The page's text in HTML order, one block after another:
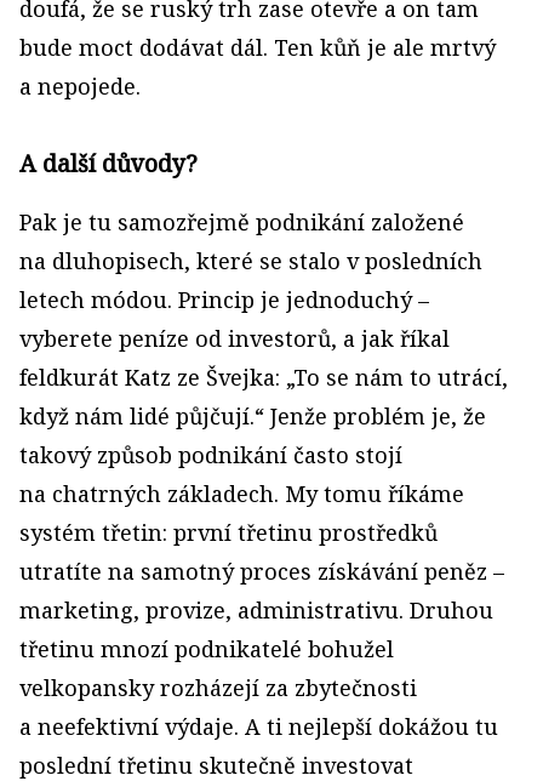
doufá, že se ruský trh zase otevře a on tam
bude moct dodávat dál. Ten kůň je ale mrtvý
a nepojede.
A další důvody?
Pak je tu samozřejmě podnikání založené
na dluhopisech, které se stalo v posledních
letech módou. Princip je jednoduchý –
vyberete peníze od investorů, a jak říkal
feldkurát Katz ze Švejka: „To se nám to utrácí,
když nám lidé půjčují.“ Jenže problém je, že
takový způsob podnikání často stojí
na chatrných základech. My tomu říkáme
systém třetin: první třetinu prostředků
utratíte na samotný proces získávání peněz –
marketing, provize, administrativu. Druhou
třetinu mnozí podnikatelé bohužel
velkopansky rozházejí za zbytečnosti
a neefektivní výdaje. A ti nejlepší dokážou tu
poslední třetinu skutečně investovat